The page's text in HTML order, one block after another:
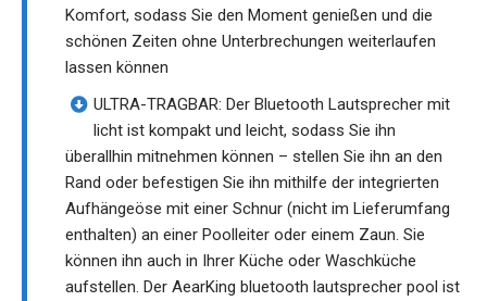
Komfort, sodass Sie den Moment genießen und die
schönen Zeiten ohne Unterbrechungen weiterlaufen
lassen können
ULTRA-TRAGBAR: Der Bluetooth Lautsprecher mit
licht ist kompakt und leicht, sodass Sie ihn
überallhin mitnehmen können – stellen Sie ihn an den
Rand oder befestigen Sie ihn mithilfe der integrierten
Aufhängeöse mit einer Schnur (nicht im Lieferumfang
enthalten) an einer Poolleiter oder einem Zaun. Sie
können ihn auch in Ihrer Küche oder Waschküche
aufstellen. Der AearKing bluetooth lautsprecher pool ist